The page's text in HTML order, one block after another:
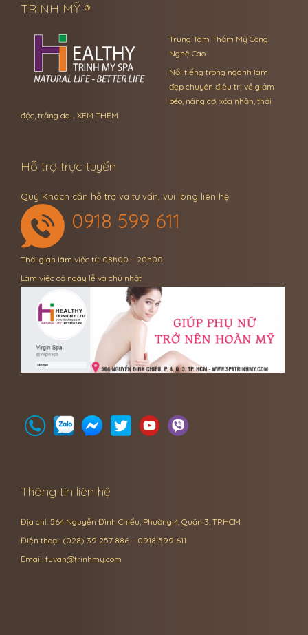
TRINH MỸ ®
Trung Tâm Thẩm Mỹ Công
Nghệ Cao
Nổi tiếng trong ngành làm
đẹp chuyên điều trị về giảm
béo, nâng cơ, xóa nhăn, thải
độc, trắng da …XEM THÊM
Hỗ trợ trực tuyến
Quý Khách cần hỗ trợ và tư vấn, vui lòng liên hệ:
0918 599 611
Thời gian làm việc từ: 08h00 – 20h00
Làm việc cả ngày lễ và chủ nhật
Thông tin liên hệ
Địa chỉ: 564 Nguyễn Đình Chiểu, Phường 4, Quận 3, TP.HCM
Điện thoại: (028) 39 257 886 – 0918 599 611
Email: tuvan@trinhmy.com